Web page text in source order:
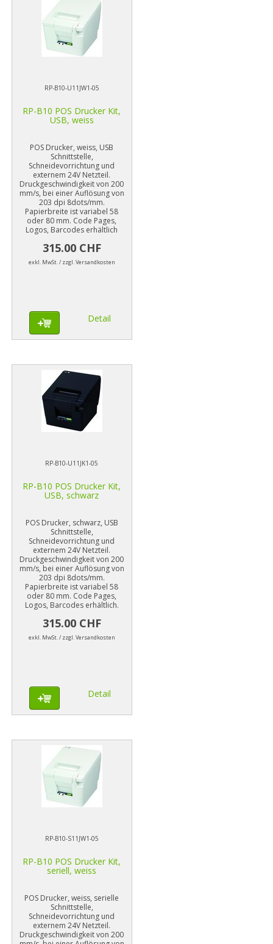
RP-B10-U11JW1-05
RP-B10 POS Drucker Kit,
USB, weiss
POS Drucker, weiss, USB
Schnittstelle,
Schneidevorrichtung und
externem 24V Netzteil.
Druckgeschwindigkeit von 200
mm/s, bei einer Auflösung von
203 dpi 8dots/mm.
Papierbreite ist variabel 58
oder 80 mm. Code Pages,
Logos, Barcodes erhältlich
315.00 CHF
exkl. MwSt. / zzgl. Versandkosten
Detail
RP-B10-U11JK1-05
RP-B10 POS Drucker Kit,
USB, schwarz
POS Drucker, schwarz, USB
Schnittstelle,
Schneidevorrichtung und
externem 24V Netzteil.
Druckgeschwindigkeit von 200
mm/s, bei einer Auflösung von
203 dpi 8dots/mm.
Papierbreite ist variabel 58
oder 80 mm. Code Pages,
Logos, Barcodes erhältlich.
315.00 CHF
exkl. MwSt. / zzgl. Versandkosten
Detail
RP-B10-S11JW1-05
RP-B10 POS Drucker Kit,
seriell, weiss
POS Drucker, weiss, serielle
Schnittstelle,
Schneidevorrichtung und
externem 24V Netzteil.
Druckgeschwindigkeit von 200